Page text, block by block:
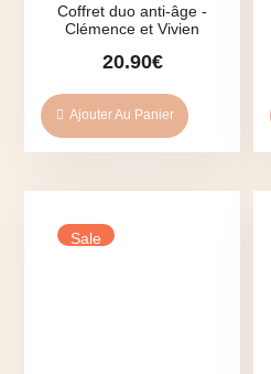
Coffret duo anti-âge -
Clémence et Vivien
20.90€
Ajouter Au Panier
Sale